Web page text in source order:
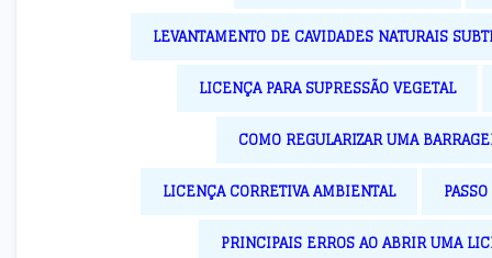
LEVANTAMENTO DE CAVIDADES NATURAIS
LICENÇA PARA SUPRESSÃO VEGETAL
COMO REGULARIZAR UMA
LICENÇA CORRETIVA AMBIENTAL
PRINCIPAIS ERROS AO ABRIR UMA